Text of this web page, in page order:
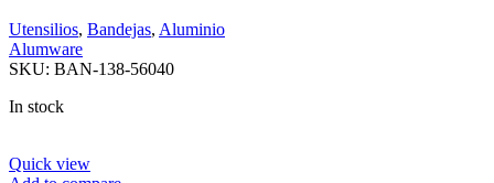
Utensilios, Bandejas, Aluminio
Alumware
SKU: BAN-138-56040
In stock
Quick view